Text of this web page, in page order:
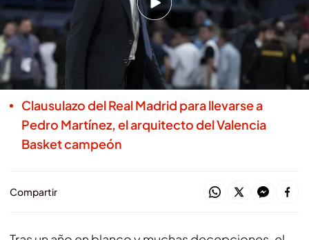
El club ha comunicado oficialmente la salida de
Sergio Scariolo, que también se ha despedido,
pero la afición no le va a recordar con buen
sabor de boca
Clausulazo del Real Madrid para llevarse a
Pedro Martínez, el arquitecto del Valencia
Basket campeón
Compartir